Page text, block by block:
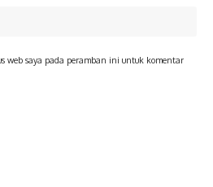
web saya pada peramban ini untuk komentar